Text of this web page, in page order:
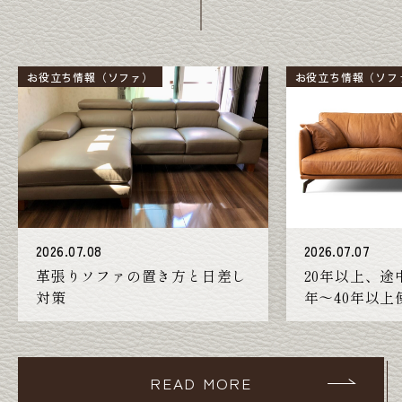
お役立ち情報（ソファ）
2026.07.08
革張りソファの置き方と日差し
対策
お役立ち情報（ソフ
2026.07.07
20年以上、途
年〜40年以上
をお教えしま
READ MORE